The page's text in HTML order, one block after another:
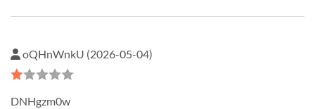
oQHnWnkU (2026-05-04)
DNHgzm0w